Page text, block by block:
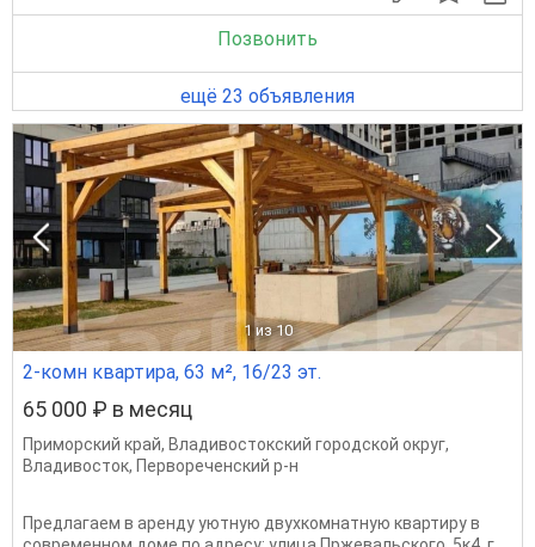
Позвонить
ещё 23 объявления
1 из 10
2-комн квартира, 63 м², 16/23 эт.
65 000 ₽ в месяц
Приморский край, Владивостокский городской округ,
Владивосток, Первореченский р-н
Предлагаем в аренду уютную двухкомнатную квартиру в